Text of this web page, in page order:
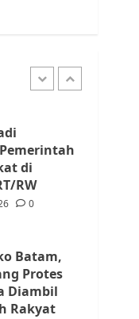
di
RW
0
Batam,
Protes
Diambil
Rakyat